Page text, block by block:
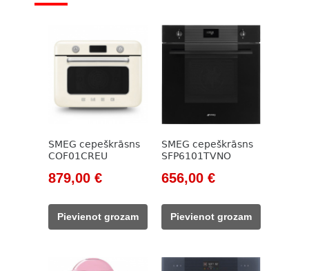
SMEG cepeškrāsns
COF01CREU
Original
was:
999,00 €.
879,00 €Current
879,00 €.
Pievienot grozam
SMEG cepeškrāsns
SFP6101TVNO
Original
was:
1
656,00 €Current
656,00 €.
Pievienot grozam